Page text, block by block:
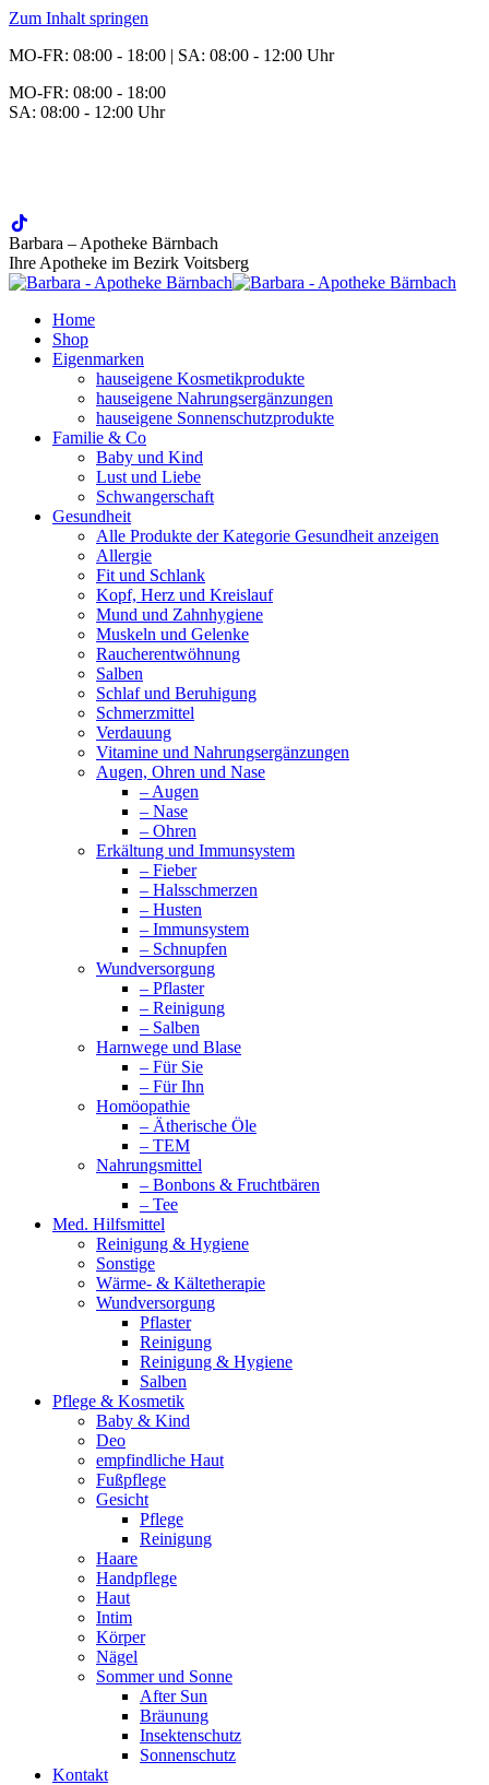
Zum Inhalt springen
MO-FR: 08:00 - 18:00 | SA: 08:00 - 12:00 Uhr
MO-FR: 08:00 - 18:00
SA: 08:00 - 12:00 Uhr
Barbara – Apotheke Bärnbach
Ihre Apotheke im Bezirk Voitsberg
Home
Shop
Eigenmarken
hauseigene Kosmetikprodukte
hauseigene Nahrungsergänzungen
hauseigene Sonnenschutzprodukte
Familie & Co
Baby und Kind
Lust und Liebe
Schwangerschaft
Gesundheit
Alle Produkte der Kategorie Gesundheit anzeigen
Allergie
Fit und Schlank
Kopf, Herz und Kreislauf
Mund und Zahnhygiene
Muskeln und Gelenke
Raucherentwöhnung
Salben
Schlaf und Beruhigung
Schmerzmittel
Verdauung
Vitamine und Nahrungsergänzungen
Augen, Ohren und Nase
– Augen
– Nase
– Ohren
Erkältung und Immunsystem
– Fieber
– Halsschmerzen
– Husten
– Immunsystem
– Schnupfen
Wundversorgung
– Pflaster
– Reinigung
– Salben
Harnwege und Blase
– Für Sie
– Für Ihn
Homöopathie
– Ätherische Öle
– TEM
Nahrungsmittel
– Bonbons & Fruchtbären
– Tee
Med. Hilfsmittel
Reinigung & Hygiene
Sonstige
Wärme- & Kältetherapie
Wundversorgung
Pflaster
Reinigung
Reinigung & Hygiene
Salben
Pflege & Kosmetik
Baby & Kind
Deo
empfindliche Haut
Fußpflege
Gesicht
Pflege
Reinigung
Haare
Handpflege
Haut
Intim
Körper
Nägel
Sommer und Sonne
After Sun
Bräunung
Insektenschutz
Sonnenschutz
Kontakt